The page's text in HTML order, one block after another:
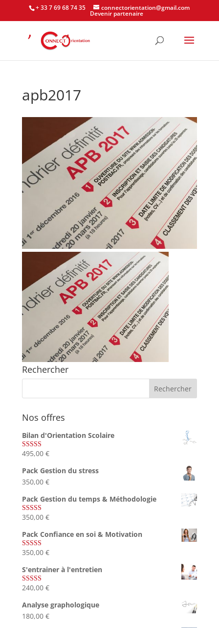
+ 33 7 69 68 74 35 connectorientation@gmail.com
Devenir partenaire
apb2017
Rechercher
Nos offres
Bilan d'Orientation Scolaire
Note4.75
495,00 €
Pack Gestion du stress
350,00 €
Pack Gestion du temps & Méthodologie
Note5.00
350,00 €
Pack Confiance en soi & Motivation
Note5.00
350,00 €
S'entrainer à l'entretien
Note4.83
240,00 €
Analyse graphologique
180,00 €